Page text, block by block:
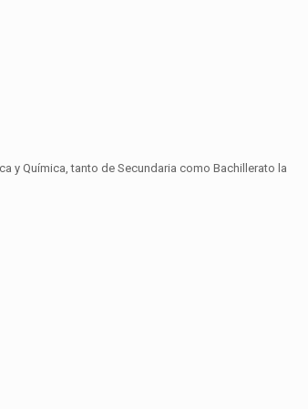
y Química, tanto de Secundaria como Bachillerato la